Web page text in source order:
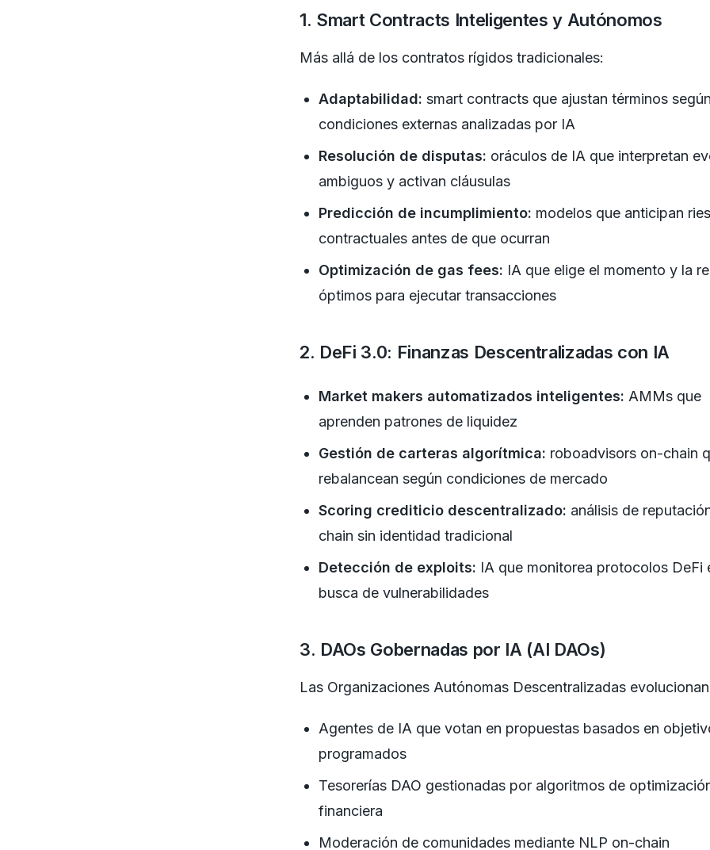
1. Smart Contracts Inteligentes y Autónomos
Más allá de los contratos rígidos tradicionales:
Adaptabilidad: smart contracts que ajustan términos según
condiciones externas analizadas por IA
Resolución de disputas: oráculos de IA que interpretan
ambiguos y activan cláusulas
Predicción de incumplimiento: modelos que anticipan
contractuales antes de que ocurran
Optimización de gas fees: IA que elige el momento y la
óptimos para ejecutar transacciones
2. DeFi 3.0: Finanzas Descentralizadas con IA
Market makers automatizados inteligentes: AMMs que
aprenden patrones de liquidez
Gestión de carteras algorítmica: roboadvisors on-chain
rebalancean según condiciones de mercado
Scoring crediticio descentralizado: análisis de
chain sin identidad tradicional
Detección de exploits: IA que monitorea protocolos DeFi
busca de vulnerabilidades
3. DAOs Gobernadas por IA (AI DAOs)
Las Organizaciones Autónomas Descentralizadas
Agentes de IA que votan en propuestas basados en
programados
Tesorerías DAO gestionadas por algoritmos de
financiera
Moderación de comunidades mediante NLP on-chain